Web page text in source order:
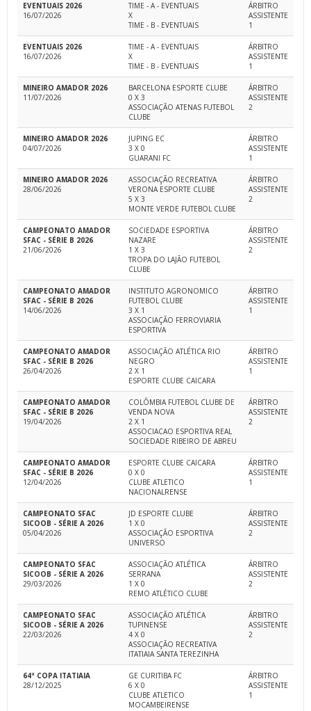
EVENTUAIS 2026
16/07/2026
TIME - A - EVENTUAIS
X
TIME - B - EVENTUAIS
ÁRBITRO
ASSISTENTE
1
EVENTUAIS 2026
16/07/2026
TIME - A - EVENTUAIS
X
TIME - B - EVENTUAIS
ÁRBITRO
ASSISTENTE
1
MINEIRO AMADOR 2026
11/07/2026
BARCELONA ESPORTE CLUBE
0 X 3
ASSOCIAÇÃO ATENAS FUTEBOL
CLUBE
ÁRBITRO
ASSISTENTE
2
MINEIRO AMADOR 2026
04/07/2026
JUPING EC
3 X 0
GUARANI FC
ÁRBITRO
ASSISTENTE
1
MINEIRO AMADOR 2026
28/06/2026
ASSOCIAÇÃO RECREATIVA
VERONA ESPORTE CLUBE
5 X 3
MONTE VERDE FUTEBOL CLUBE
ÁRBITRO
ASSISTENTE
2
CAMPEONATO AMADOR
SFAC - SÉRIE B 2026
21/06/2026
SOCIEDADE ESPORTIVA
NAZARE
1 X 3
TROPA DO LAJÃO FUTEBOL
CLUBE
ÁRBITRO
ASSISTENTE
2
CAMPEONATO AMADOR
SFAC - SÉRIE B 2026
14/06/2026
INSTITUTO AGRONOMICO
FUTEBOL CLUBE
3 X 1
ASSOCIAÇÃO FERROVIARIA
ESPORTIVA
ÁRBITRO
ASSISTENTE
1
CAMPEONATO AMADOR
SFAC - SÉRIE B 2026
26/04/2026
ASSOCIAÇÃO ATLÉTICA RIO
NEGRO
2 X 1
ESPORTE CLUBE CAICARA
ÁRBITRO
ASSISTENTE
1
CAMPEONATO AMADOR
SFAC - SÉRIE B 2026
19/04/2026
COLÔMBIA FUTEBOL CLUBE DE
VENDA NOVA
2 X 1
ASSOCIACAO ESPORTIVA REAL
SOCIEDADE RIBEIRO DE ABREU
ÁRBITRO
ASSISTENTE
2
CAMPEONATO AMADOR
SFAC - SÉRIE B 2026
12/04/2026
ESPORTE CLUBE CAICARA
0 X 0
CLUBE ATLETICO
NACIONALRENSE
ÁRBITRO
ASSISTENTE
1
CAMPEONATO SFAC
SICOOB - SÉRIE A 2026
05/04/2026
JD ESPORTE CLUBE
1 X 0
ASSOCIAÇÃO ESPORTIVA
UNIVERSO
ÁRBITRO
ASSISTENTE
2
CAMPEONATO SFAC
SICOOB - SÉRIE A 2026
29/03/2026
ASSOCIAÇÃO ATLÉTICA
SERRANA
1 X 0
REMO ATLÉTICO CLUBE
ÁRBITRO
ASSISTENTE
2
CAMPEONATO SFAC
SICOOB - SÉRIE A 2026
22/03/2026
ASSOCIAÇÃO ATLÉTICA
TUPINENSE
4 X 0
ASSOCIAÇÃO RECREATIVA
ITATIAIA SANTA TEREZINHA
ÁRBITRO
ASSISTENTE
2
64ª COPA ITATIAIA
28/12/2025
GE CURITIBA FC
6 X 0
CLUBE ATLETICO
MOCAMBEIRENSE
ÁRBITRO
ASSISTENTE
1